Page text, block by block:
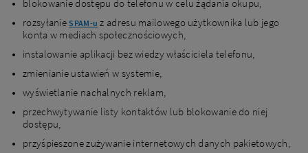
blokowanie dostępu do telefonu w celu żądania okupu,
rozsyłanie SPAM-u z adresu mailowego użytkownika lub jego
konta w mediach społecznościowych,
instalowanie aplikacji bez wiedzy właściciela telefonu,
zmienianie ustawień w systemie,
wyświetlanie nachalnych reklam,
przechwytywanie listy kontaktów lub blokowanie do niej
dostępu,
przyśpieszone zużywanie internetowych danych pakietowych,